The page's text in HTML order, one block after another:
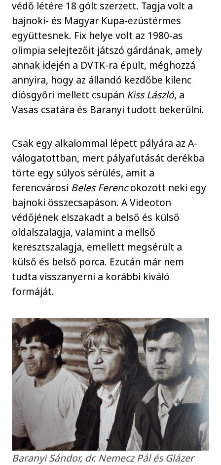
védő létére 18 gólt szerzett. Tagja volt a
bajnoki- és Magyar Kupa-ezüstérmes
együttesnek. Fix helye volt az 1980-as
olimpia selejtezőit játszó gárdának, amely
annak idején a DVTK-ra épült, méghozzá
annyira, hogy az állandó kezdőbe kilenc
diósgyőri mellett csupán Kiss László, a
Vasas csatára és Baranyi tudott bekerülni.
Csak egy alkalommal lépett pályára az A-
válogatottban, mert pályafutását derékba
törte egy súlyos sérülés, amit a
ferencvárosi Beles Ferencokozott neki egy
bajnoki összecsapáson. A Videoton
védőjének elszakadt a belső és külső
oldalszalagja, valamint a mellső
keresztszalagja, emellett megsérült a
külső és belső porca. Ezután már nem
tudta visszanyerni a korábbi kiváló
formáját.
Baranyi Sándor, dr. Nemecz Pál és Glázer